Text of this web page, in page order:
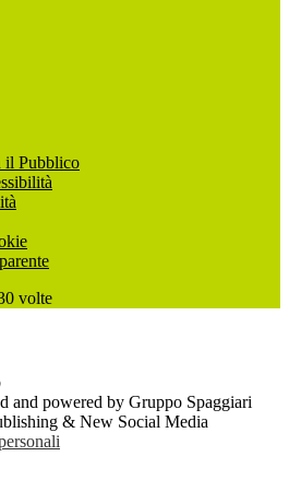
il Pubblico
volte
and powered by Gruppo Spaggiari
& New Social Media